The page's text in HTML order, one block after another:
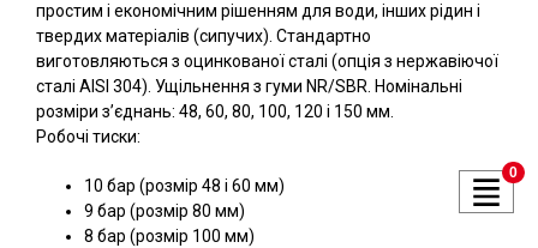
простим і економічним рішенням для води, інших рідин і
твердих матеріалів (сипучих). Стандартно
виготовляються з оцинкованої сталі (опція з нержавіючої
сталі AISI 304). Ущільнення з гуми NR/SBR. Номінальні
розміри з’єднань: 48, 60, 80, 100, 120 і 150 мм.
Робочі тиски:
10 бар (розмір 48 і 60 мм)
9 бар (розмір 80 мм)
8 бар (розмір 100 мм)
0